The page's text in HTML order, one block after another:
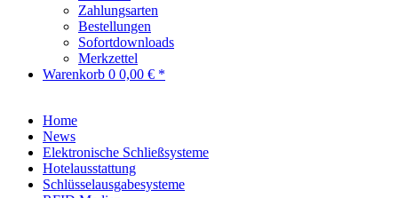
Zahlungsarten
Bestellungen
Sofortdownloads
Merkzettel
Warenkorb 0 0,00 € *
Home
News
Elektronische Schließsysteme
Hotelausstattung
Schlüsselausgabesysteme